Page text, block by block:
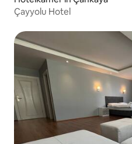
Çayyolu Hotel